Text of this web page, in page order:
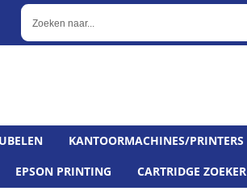
KANTOORMACHINES/PRINTERS
EPSON PRINTING CARTRIDGE ZOEKER